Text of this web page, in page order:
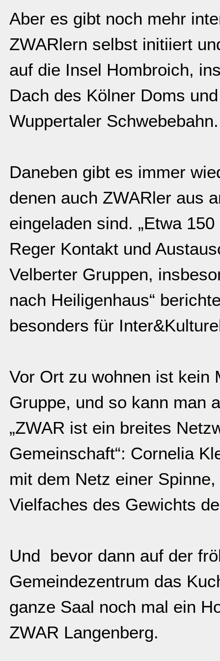
Aber es gibt noch mehr
ZWARlern selbst initiiert
auf die Insel Hombroich,
Dach des Kölner Doms
Wuppertaler Schwebebahn.
Daneben gibt es immer
denen auch ZWARler aus
eingeladen sind. „Etwa
Reger Kontakt und
Velberter Gruppen,
nach Heiligenhaus“
besonders für
Vor Ort zu wohnen ist kein
Gruppe, und so kann man
„ZWAR ist ein breites
Gemeinschaft“: Cornelia
mit dem Netz einer
Vielfaches des Gewichts
Und bevor dann auf der
Gemeindezentrum das
ganze Saal noch mal ein
ZWAR Langenberg.